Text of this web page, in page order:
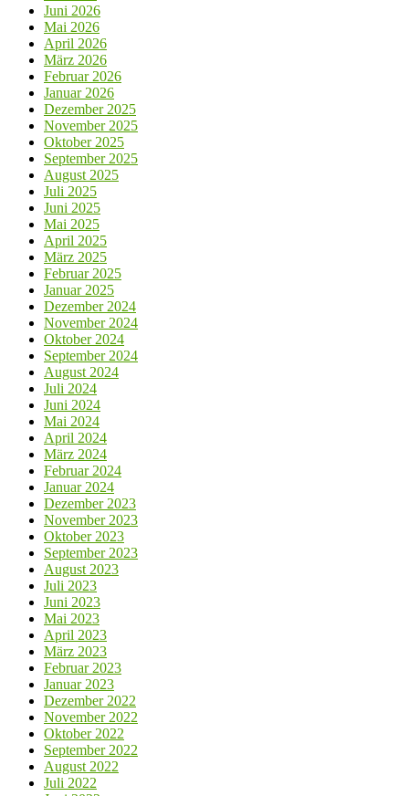
Juni 2026
Mai 2026
April 2026
März 2026
Februar 2026
Januar 2026
Dezember 2025
November 2025
Oktober 2025
September 2025
August 2025
Juli 2025
Juni 2025
Mai 2025
April 2025
März 2025
Februar 2025
Januar 2025
Dezember 2024
November 2024
Oktober 2024
September 2024
August 2024
Juli 2024
Juni 2024
Mai 2024
April 2024
März 2024
Februar 2024
Januar 2024
Dezember 2023
November 2023
Oktober 2023
September 2023
August 2023
Juli 2023
Juni 2023
Mai 2023
April 2023
März 2023
Februar 2023
Januar 2023
Dezember 2022
November 2022
Oktober 2022
September 2022
August 2022
Juli 2022